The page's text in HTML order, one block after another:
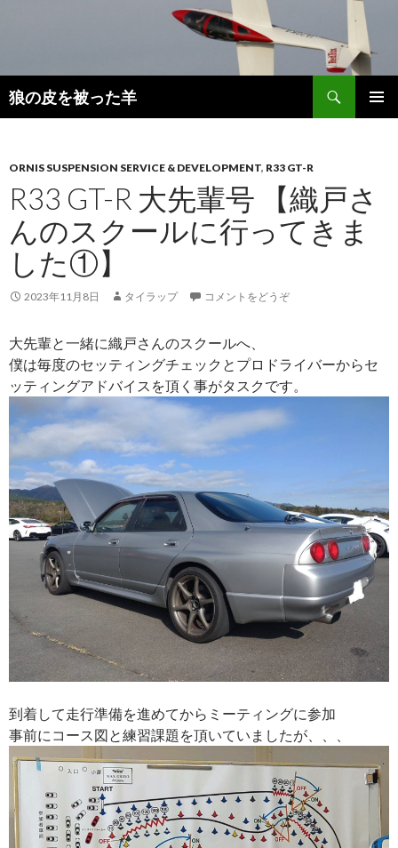
狼の皮を被った羊
検
索
ン
ツ
へ
移
動
ORNIS SUSPENSION SERVICE & DEVELOPMENT, R33 GT-R
R33 GT-R 大先輩号 【織戸さ
んのスクールに行ってきま
した①】
2023年11月8日 タイラップ コメントをどうぞ
大先輩と一緒に織戸さんのスクールへ、
僕は毎度のセッティングチェックとプロドライバーからセ
ッティングアドバイスを頂く事がタスクです。
到着して走行準備を進めてからミーティングに参加
事前にコース図と練習課題を頂いていましたが、、、